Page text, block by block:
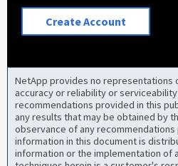
Create Account
NetApp provides no representations
accuracy or reliability or
recommendations provided in this
any results that may be obtained by
observance of any recommendations
information in this document is
information or the implementation of